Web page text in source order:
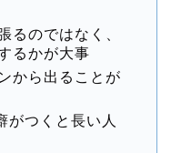
るのではなく、
るかが大事
から出ることが
がつくと長い人